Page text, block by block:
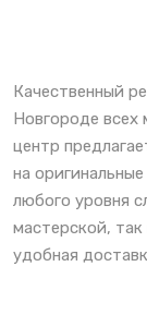
Качественный
Новгороде
центр
на
любого уровня
мастерской,
удобная